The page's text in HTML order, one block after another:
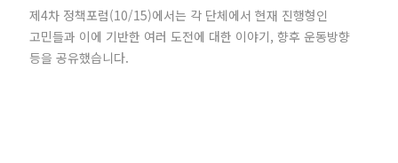
제4차 정책포럼(10/15)에서는 각 단체에서 현재 진행형인
고민들과 이에 기반한 여러 도전에 대한 이야기, 향후 운동방향
등을 공유했습니다.